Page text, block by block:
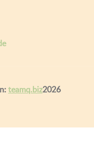
teamq.biz2026